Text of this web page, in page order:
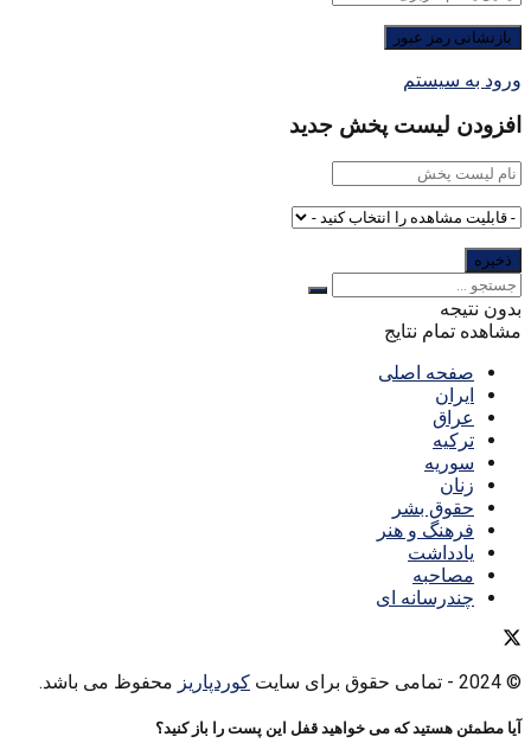
ورود به سیستم
افزودن لیست پخش جدید
بدون نتیجه
مشاهده تمام نتایج
صفحه اصلی
ایران
عراق
ترکیه
سوریه
زنان
حقوق بشر
فرهنگ و هنر
یادداشت
مصاحبه
چندرسانه ای
© 2024 - تمامی حقوق برای سایت کوردپاریز محفوظ می باشد.
آیا مطمئن هستید که می خواهید قفل این پست را باز کنید؟